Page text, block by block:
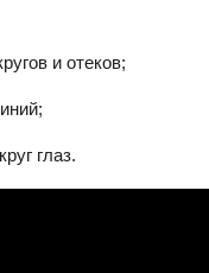
и отеков;
глаз.